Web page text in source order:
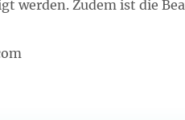
werden. Zudem ist die